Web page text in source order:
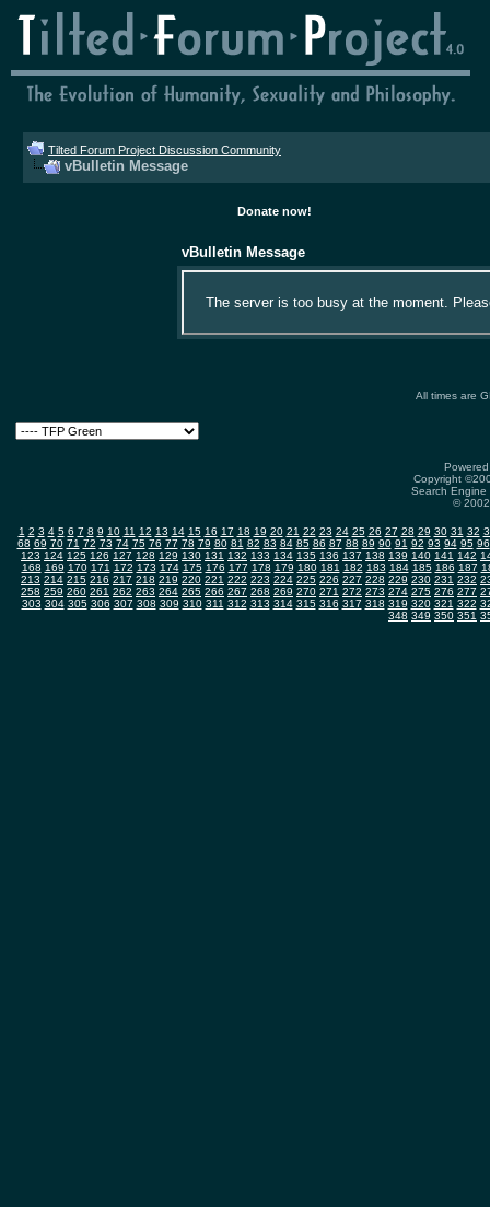
Tilted Forum Project Discussion Community
vBulletin Message
Donate now!
vBulletin Message
The server is too busy at the moment.
All times are
Copyright
Search
©
1 2 3 4 5 6 7 8 9 10 11 12 13 14 15 16 17 18 19 20 21 22 23 24 25 26 27 28 29 30 31 32
68 69 70 71 72 73 74 75 76 77 78 79 80 81 82 83 84 85 86 87 88 89 90 91 92 93 94 95 96
123 124 125 126 127 128 129 130 131 132 133 134 135 136 137 138 139 140 141 142
168 169 170 171 172 173 174 175 176 177 178 179 180 181 182 183 184 185 186 187
213 214 215 216 217 218 219 220 221 222 223 224 225 226 227 228 229 230 231 232
258 259 260 261 262 263 264 265 266 267 268 269 270 271 272 273 274 275 276 277
303 304 305 306 307 308 309 310 311 312 313 314 315 316 317 318 319 320 321 322
348 349 350 351